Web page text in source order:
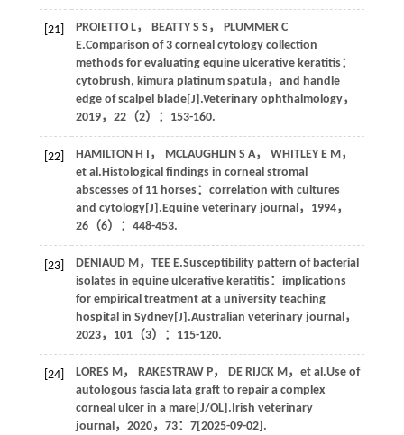
[21] PROIETTO L， BEATTY S S ， PLUMMER C
E.Comparison of 3 corneal cytology collection
methods for evaluating equine ulcerative keratitis：
cytobrush, kimura platinum spatula，and handle
edge of scalpel blade[J].Veterinary ophthalmology，
2019， 22（2）：153-160.
[22] HAMILTON H I ， MCLAUGHLIN S A， WHITLEY E M，
et al.Histological findings in corneal stromal
abscesses of 11 horses：correlation with cultures
and cytology[J].Equine veterinary journal， 1994，
26（6）：448-453.
[23] DENIAUD M，TEE E.Susceptibility pattern of bacterial
isolates in equine ulcerative keratitis：implications
for empirical treatment at a university teaching
hospital in Sydney[J].Australian veterinary journal，
2023， 101（3）：115-120.
[24] LORES M， RAKESTRAW P， DE RIJCK M， et al.Use of
autologous fascia lata graft to repair a complex
corneal ulcer in a mare[J/OL].Irish veterinary
journal， 2020， 73：7[2025-09-02].